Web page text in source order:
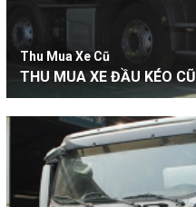
Thu Mua Xe Cũ
THU MUA XE ĐẦU KÉO CŨ